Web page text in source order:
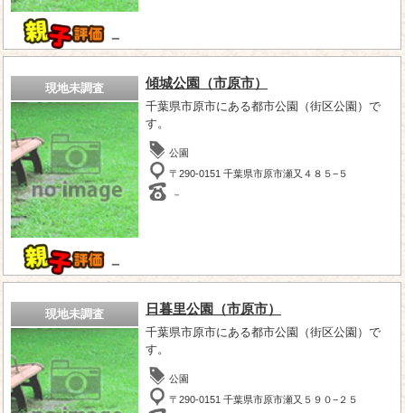
－
現地未調査
－
傾城公園（市原市）
千葉県市原市にある都市公園（街区公園）で
す。
公園
〒290-0151 千葉県市原市瀬又４８５−５
－
現地未調査 日暮里公園（市原市）
千葉県市原市にある都市公園（街区公園）で
す。
公園
〒290-0151 千葉県市原市瀬又５９０−２５